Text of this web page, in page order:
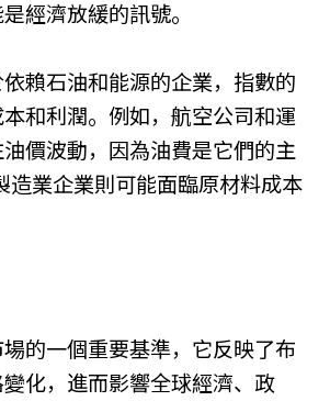
經濟放緩的訊號。
賴石油和能源的企業，指數的
和利潤。例如，航空公司和運
價波動，因為油費是它們的主
造業企業則可能面臨原材料成本
的一個重要基準，它反映了布
化，進而影響全球經濟、政